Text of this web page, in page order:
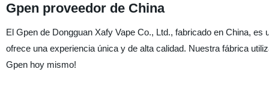
Gpen proveedor de China
El Gpen de Dongguan Xafy Vape Co., Ltd., fabricado en China,
ofrece una experiencia única y de alta calidad. Nuestra fábrica
Gpen hoy mismo!